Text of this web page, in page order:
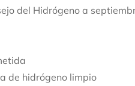
del Hidrógeno a
de hidrógeno limpio